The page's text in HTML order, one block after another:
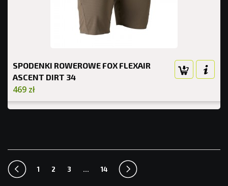
SPODENKI ROWEROWE FOX FLEXAIR
ASCENT DIRT 34
469 zł
1 2 3 ... 14